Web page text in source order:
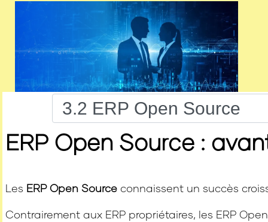
ERP Open Source :
Les ERP Open Sourceconnaissent un succès
Contrairement aux ERP propriétaires, les ERP